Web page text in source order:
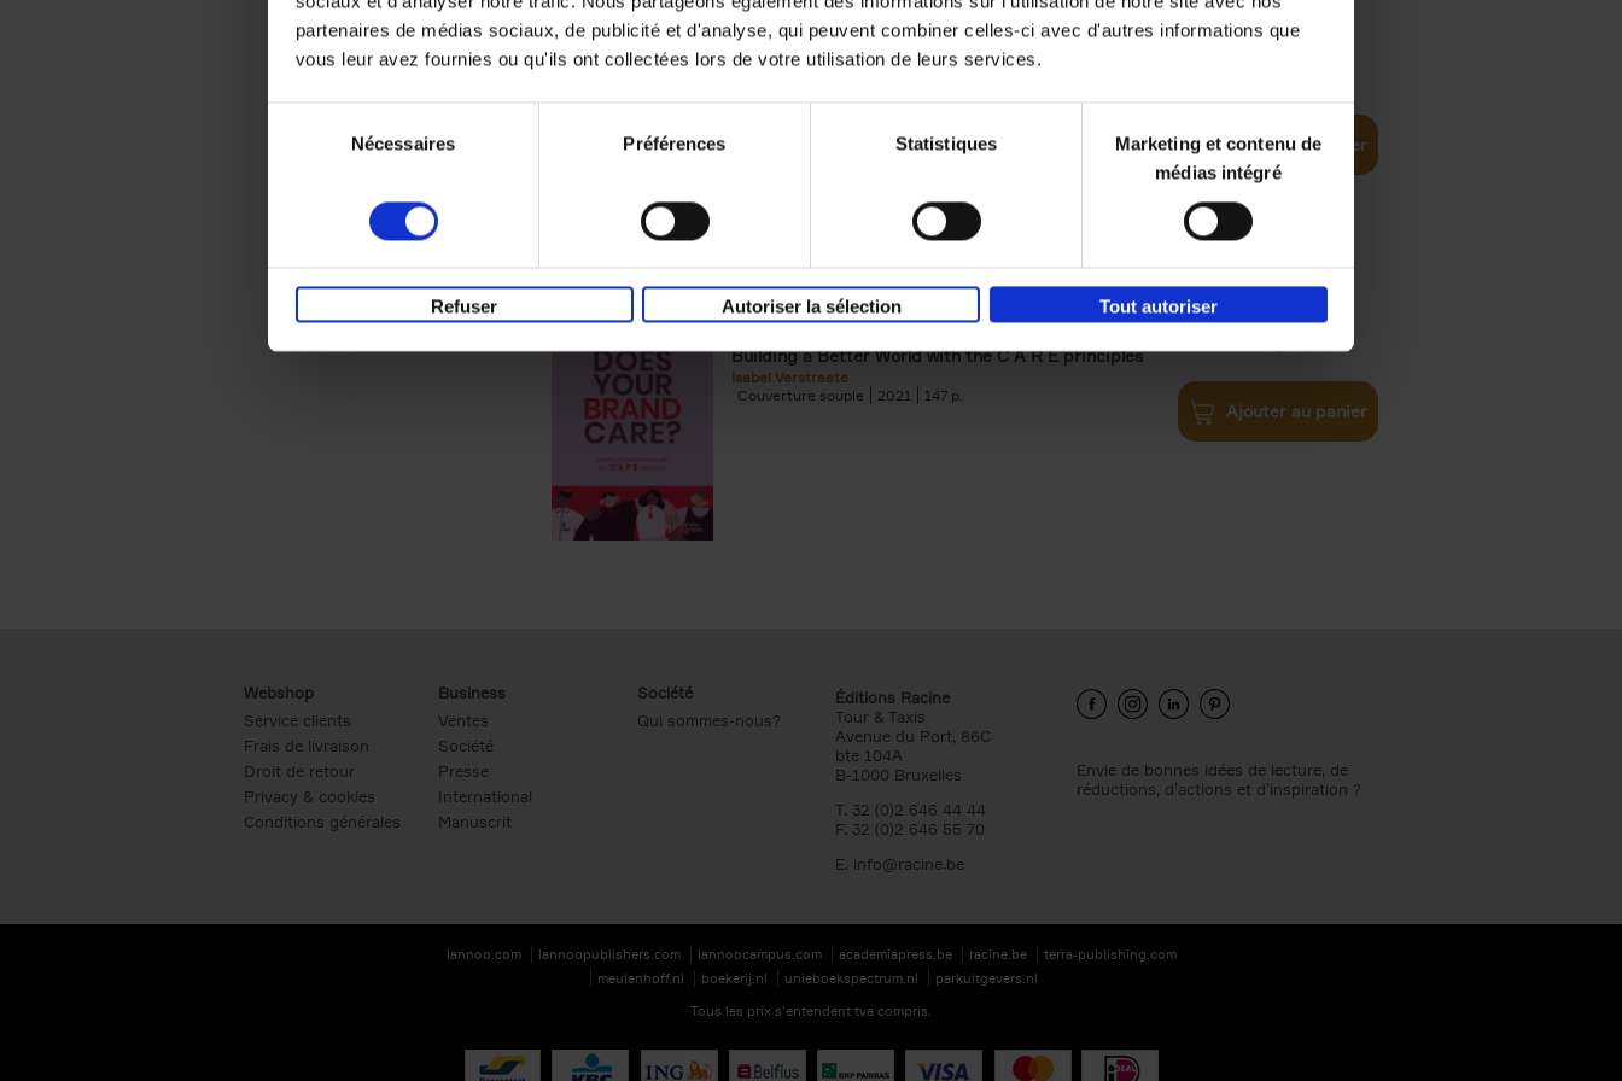
partenaires de médias sociaux, de publicité et d'analyse, qui peuvent combiner celles-ci avec d'autres informations que
vous leur avez fournies ou qu'ils ont collectées lors de votre utilisation de leurs services.
Nécessaires Préférences Statistiques
Marketing et contenu de
médias intégré
Refuser Autoriser la sélection Tout autoriser
Digital marketing like a PRO -
completely revised edition
Ajouter au panier
Does Your Brand Care?
Building a Better World with the C A R E principles
Isabel Verstraete
Couverture souple
2021 147
€34,99
Ajouter au panier
Webshop
Service clients
Frais de livraison
Droit de retour
Privacy & cookies
Conditions générales
Business
Ventes
Société
Presse
International
Manuscrit
Société
Qui sommes-nous?
Éditions Racine
Tour & Taxis
Avenue du Port, 86C
bte 104A
B-1000 Bruxelles
T. 32 (0)2 646 44 44
F. 32 (0)2 646 55 70
E. info@racine.be
Envie de bonnes idées de lecture, de
réductions, d’actions et d’inspiration ?
lannoo.com lannoopublishers.com lannoocampus.com academiapress.be racine.be
terra-publishing.com
meulenhoff.nl
boekerij.nl unieboekspectrum.nl
parkuitgevers.nl
Tous les prix s’entendent tva compris.